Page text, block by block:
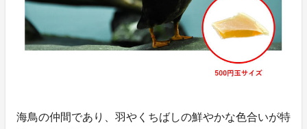
海鳥の仲間であり、羽やくちばしの鮮やかな色合いが特